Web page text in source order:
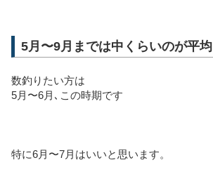
5月〜9月までは中くらいのが平均
数釣りたい方は
5月〜6月､この時期です
特に6月〜7月はいいと思います。